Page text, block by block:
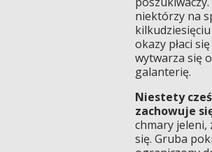
niektórzy na
okazy płaci
wytwarza się
galanterię.
Niestety
zachowuje
chmary jeleni,
się. Gruba